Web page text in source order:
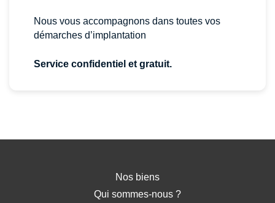
Nous vous accompagnons dans toutes vos
démarches d’implantation
Service confidentiel et gratuit.
Nos biens
Qui sommes-nous ?